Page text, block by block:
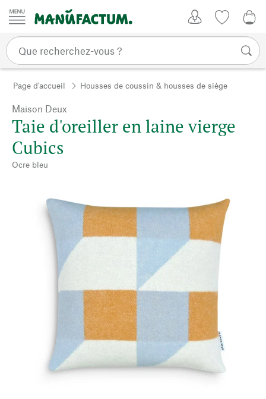
Passer au contenu
Page d'accueil Housses de coussin & housses de siège
Maison Deux
Taie d'oreiller en laine vierge
Cubics
Ocre bleu